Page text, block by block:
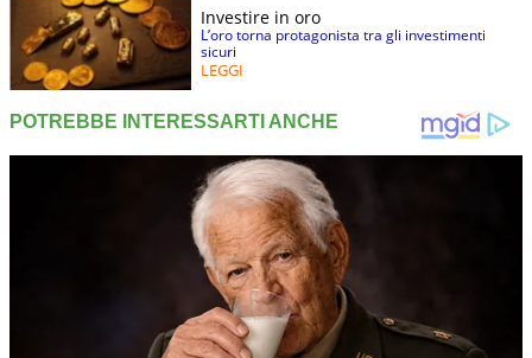
Investire in oro
L’oro torna protagonista tra gli investimenti
sicuri
LEGGI